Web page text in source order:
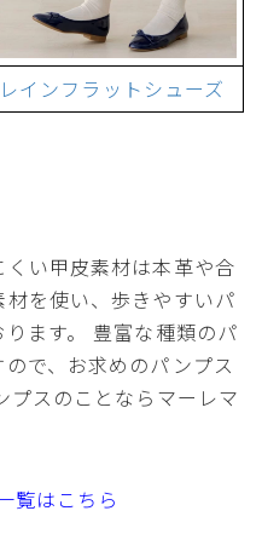
レインフラットシューズ
い甲皮素材は本革や合
を使い、歩きやすいパ
ます。 豊富な種類のパ
で、お求めのパンプス
プスのことならマーレマ
覧はこちら